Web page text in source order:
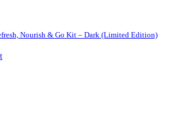
Nourish & Go Kit – Dark (Limited Edition)